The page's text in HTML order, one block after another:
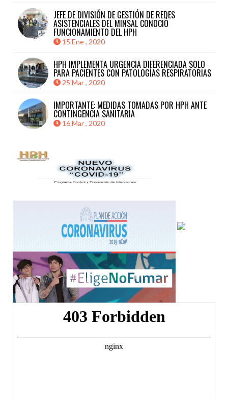
JEFE DE DIVISIÓN DE GESTIÓN DE REDES
ASISTENCIALES DEL MINSAL CONOCIÓ
FUNCIONAMIENTO DEL HPH
15 Ene , 2020
HPH IMPLEMENTA URGENCIA DIFERENCIADA SOLO
PARA PACIENTES CON PATOLOGÍAS RESPIRATORIAS
25 Mar , 2020
IMPORTANTE: MEDIDAS TOMADAS POR HPH ANTE
CONTINGENCIA SANITARIA
16 Mar , 2020